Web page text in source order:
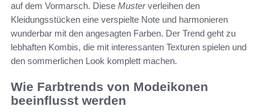
auf dem Vormarsch. Diese Musterverleihen den
Kleidungsstücken eine verspielte Note und harmonieren
wunderbar mit den angesagten Farben. Der Trend geht zu
lebhaften Kombis, die mit interessanten Texturen spielen und
den sommerlichen Look komplett machen.
Wie Farbtrends von Modeikonen
beeinflusst werden